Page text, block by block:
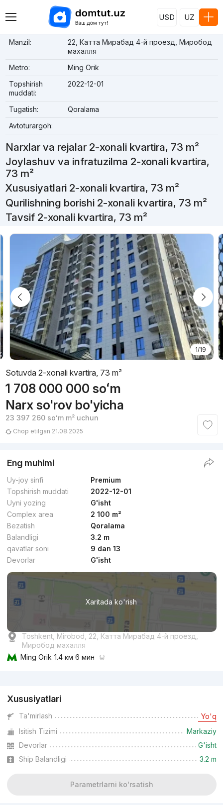
USD UZ
Manzil:
22, Катта Мирабад 4-й проезд, Миробод
махалля
Metro:
Ming Orik
Topshirish
muddati:
2022-12-01
Tugatish:
Qoralama
Avtoturargoh:
Narxlar va rejalar 2-xonali kvartira, 73 m²
Joylashuv va infratuzilma 2-xonali kvartira,
73 m²
Xususiyatlari 2-xonali kvartira, 73 m²
Qurilishning borishi 2-xonali kvartira, 73 m²
Tavsif 2-xonali kvartira, 73 m²
1/19
Sotuvda 2-xonali kvartira, 73 m²
1 708 000 000 soʻm
Narx so'rov bo'yicha
23 397 260 soʻmm² uchun
Chop etilgan 21.08.2025
Eng muhimi
Uy-joy sinfi
Premium
Topshirish muddati
2022-12-01
Uyni yozing
G'isht
Complex area
2 100 m²
Bezatish
Qoralama
Balandligi
3.2 m
qavatlar soni
9 dan 13
Devorlar
G'isht
Xaritada ko'rish
Toshkent, Mirobod, 22, Катта Мирабад 4-й проезд,
Миробод махалля
Ming Orik 1.4 км 6 мин
Xususiyatlari
Ta'mirlash Yo'q
Isitish Tizimi
Markaziy
Devorlar
G'isht
Ship Balandligi
3.2 m
Parametrlarni ko'rsatish